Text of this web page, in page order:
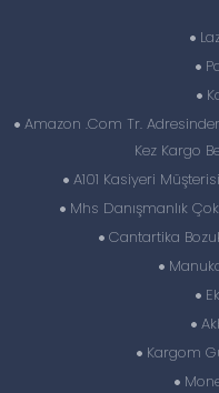
Amazon .Com Tr.
Kez Kargo
A101 Kasiyeri
Mhs Danışmanlık Çok
Cantartika
Kargom